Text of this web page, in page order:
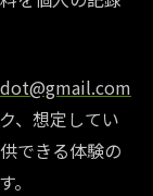
、想定してい
できる体験の